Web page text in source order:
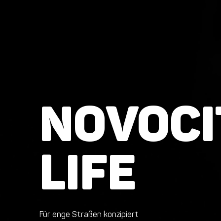
LIFE
Für enge Straßen konzipiert